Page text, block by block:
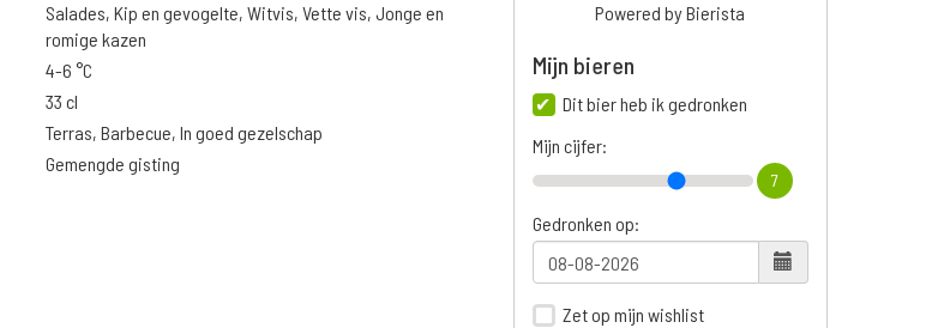
Salades, Kip en gevogelte, Witvis, Vette vis, Jonge en
romige kazen
4-6 °C
33 cl
Terras, Barbecue, In goed gezelschap
Gemengde gisting
Powered by Bierista
Mijn bieren
Dit bier heb ik gedronken
Mijn cijfer:
7
Gedronken op:
Zet op mijn wishlist